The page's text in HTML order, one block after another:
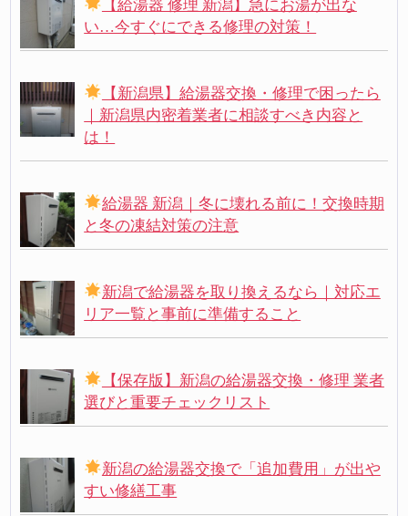
【給湯器 修理 新潟】急にお湯が出な
い…今すぐにできる修理の対策！
【新潟県】給湯器交換・修理で困ったら
｜新潟県内密着業者に相談すべき内容と
は！
給湯器 新潟｜冬に壊れる前に！交換時期
と冬の凍結対策の注意
新潟で給湯器を取り換えるなら｜対応エ
リア一覧と事前に準備すること
【保存版】新潟の給湯器交換・修理 業者
選びと重要チェックリスト
新潟の給湯器交換で「追加費用」が出や
すい修繕工事